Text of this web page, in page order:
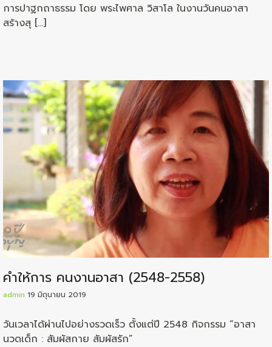
การปาฐกถาธรรม โดย พระไพศาล วิสาโล ในงานวันคนอาสา
สร้างสุ […]
คำให้การ คนงานอาสา (2548-2558)
admin 19 มิถุนายน 2019
วันเวลาได้ผ่านไปอย่างรวดเร็ว ตั้งแต่ปี 2548 กิจกรรม “อาสา
นวดเด็ก : สัมผัสกาย สัมผัสรัก”